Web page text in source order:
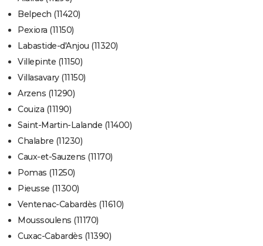
Belpech (11420)
Pexiora (11150)
Labastide-d'Anjou (11320)
Villepinte (11150)
Villasavary (11150)
Arzens (11290)
Couiza (11190)
Saint-Martin-Lalande (11400)
Chalabre (11230)
Caux-et-Sauzens (11170)
Pomas (11250)
Pieusse (11300)
Ventenac-Cabardès (11610)
Moussoulens (11170)
Cuxac-Cabardès (11390)